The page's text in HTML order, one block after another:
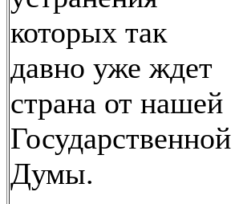
которых так
давно уже ждет
страна от нашей
Государственной
Думы.